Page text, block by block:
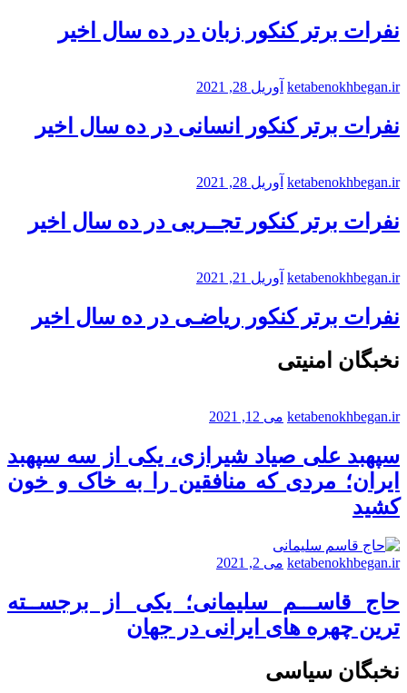
نفرات برتر کنکور زبان در ده سال اخیر
ketabenokhbegan.ir آوریل 28, 2021
نفرات برتر کنکور انسانی در ده سال اخیر
ketabenokhbegan.ir آوریل 28, 2021
نفرات برتر کنکور تجــربی در ده سال اخیر
ketabenokhbegan.ir آوریل 21, 2021
نفرات برتر کنکور ریاضـی در ده سال اخیر
نخبگان امنیتی
ketabenokhbegan.ir می 12, 2021
سپهبد علی صیاد شیرازی، یکی از سه سپهبد
ایران؛ مردی که منافقین را به خاک و خون
کشید
ketabenokhbegan.ir می 2, 2021
حاج قاســـم سلیمانی؛ یکی از برجســته
ترین چهره های ایرانی در جهان
نخبگان سیاسی